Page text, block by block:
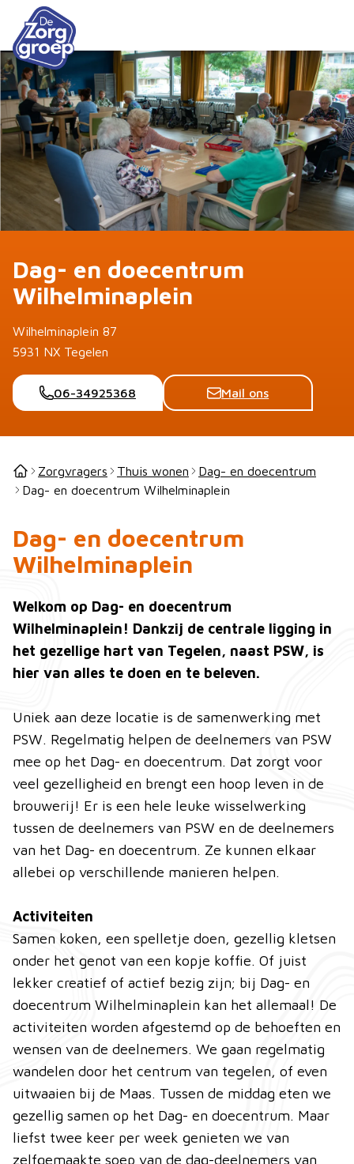
Dag- en doecentrum
Wilhelminaplein
Wilhelminaplein 87
5931 NX Tegelen
06-34925368 Mail ons
Zorgvragers Thuis wonen
Dag- en doecentrum
Dag- en doecentrum Wilhelminaplein
Dag- en doecentrum
Wilhelminaplein
Welkom op Dag- en doecentrum
Wilhelminaplein! Dankzij de centrale ligging in
het gezellige hart van Tegelen, naast PSW, is
hier van alles te doen en te beleven.
Uniek aan deze locatie is de samenwerking met
PSW. Regelmatig helpen de deelnemers van PSW
mee op het Dag- en doecentrum. Dat zorgt voor
veel gezelligheid en brengt een hoop leven in de
brouwerij! Er is een hele leuke wisselwerking
tussen de deelnemers van PSW en de deelnemers
van het Dag- en doecentrum. Ze kunnen elkaar
allebei op verschillende manieren helpen.
Activiteiten
Samen koken, een spelletje doen, gezellig kletsen
onder het genot van een kopje koffie. Of juist
lekker creatief of actief bezig zijn; bij Dag- en
doecentrum Wilhelminaplein kan het allemaal! De
activiteiten worden afgestemd op de behoeften en
wensen van de deelnemers. We gaan regelmatig
wandelen door het centrum van tegelen, of even
uitwaaien bij de Maas. Tussen de middag eten we
gezellig samen op het Dag- en doecentrum. Maar
liefst twee keer per week genieten we van
zelfgemaakte soep van de dag-deelnemers van